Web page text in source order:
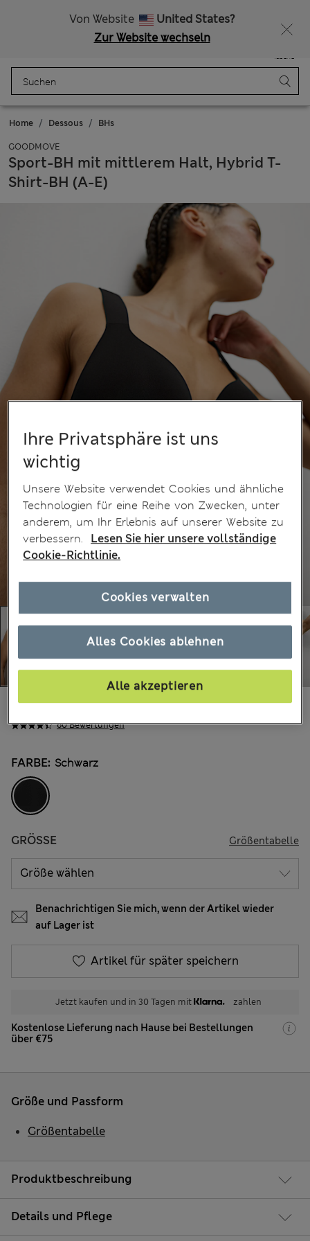
Von Website
United States?
Zur Website wechseln
Tasche
Home Dessous BHs
GOODMOVE
Sport-BH mit mittlerem Halt, Hybrid T-
Shirt-BH (A-E)
60 Bewertungen
€33,00 Alle Preise enthalten Steuern und Abgaben
FARBE: Schwarz
GRÖSSE Größentabelle
Benachrichtigen Sie mich, wenn der Artikel wieder
auf Lager ist
Artikel für später speichern
Jetzt kaufen und in 30 Tagen mit zahlen
Kostenlose Lieferung nach Hause bei Bestellungen
über €75
Produktbeschreibung
Details und Pflege
Größe und Passform
Größentabelle
Ihre Privatsphäre ist uns
wichtig
Unsere Website verwendet Cookies und ähnliche
Technologien für eine Reihe von Zwecken, unter
anderem, um Ihr Erlebnis auf unserer Website zu
verbessern.
Lesen Sie hier unsere vollständige
Cookie-Richtlinie.
Alles Cookies ablehnen
Alle akzeptieren
Cookies verwalten